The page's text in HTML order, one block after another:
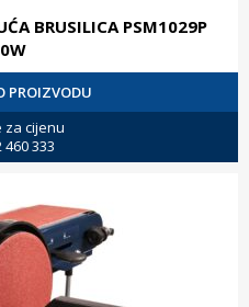
BRUSILICA PSM1029P
PROIZVODU
za cijenu
460 333